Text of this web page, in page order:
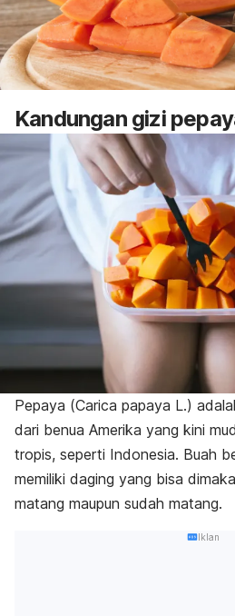
Kandungan gizi
Pepaya (Carica papaya L.)
dari benua Amerika yang kini
tropis, seperti Indonesia. Buah
memiliki daging yang bisa
matang maupun sudah matang.
Iklan